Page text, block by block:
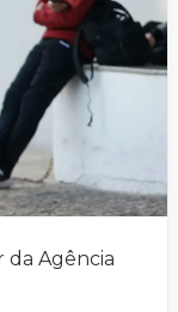
da Agência